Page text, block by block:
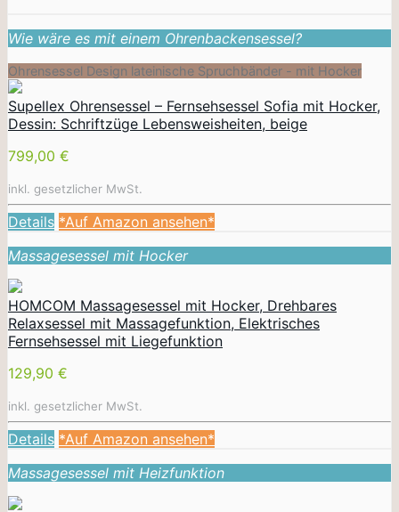
Wie wäre es mit einem Ohrenbackensessel?
Ohrensessel Design lateinische Spruchbänder - mit Hocker
Supellex Ohrensessel – Fernsehsessel Sofia mit Hocker,
Dessin: Schriftzüge Lebensweisheiten, beige
799,00 €
inkl. gesetzlicher MwSt.
Details *Auf Amazon ansehen*
Massagesessel mit Hocker
HOMCOM Massagesessel mit Hocker, Drehbares
Relaxsessel mit Massagefunktion, Elektrisches
Fernsehsessel mit Liegefunktion
129,90 €
inkl. gesetzlicher MwSt.
Details *Auf Amazon ansehen*
Massagesessel mit Heizfunktion